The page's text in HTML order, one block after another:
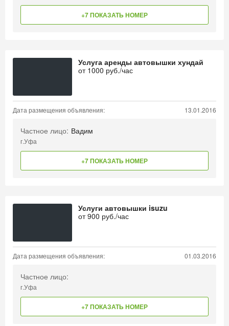
+7 ПОКАЗАТЬ НОМЕР
Услуга аренды автовышки хундай
от 1000 руб./час
Дата размещения объявления: 13.01.2016
Частное лицо: Вадим
г.Уфа
+7 ПОКАЗАТЬ НОМЕР
Услуги автовышки isuzu
от900 руб./час
Дата размещения объявления: 01.03.2016
Частное лицо:
г.Уфа
+7 ПОКАЗАТЬ НОМЕР